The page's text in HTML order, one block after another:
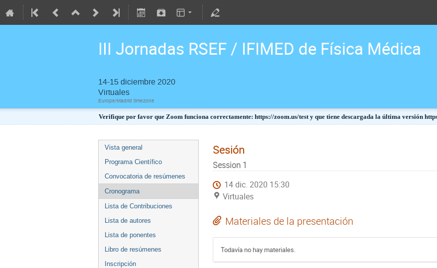
III Jornadas RSEF / IFIMED de Física Médica
14-15 diciembre 2020
Virtuales
Europe/Madrid timezone
Verifique por favor que Zoom funciona correctamente: https://zoom.us/test y que tiene descargada la última versión
Vista general
Programa Científico
Convocatoria de resúmenes
Cronograma
Lista de Contribuciones
Lista de autores
Lista de ponentes
Libro de resúmenes
Inscripción
Sesión
Session 1
14 dic. 2020 15:30
Virtuales
Materiales de la presentación
Todavía no hay materiales.